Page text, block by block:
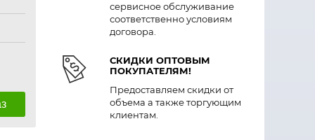
сервисное обслуживание
соответственно условиям
договора.
СКИДКИ ОПТОВЫМ
ПОКУПАТЕЛЯМ!
Предоставляем скидки от
объема а также торгующим
клиентам.